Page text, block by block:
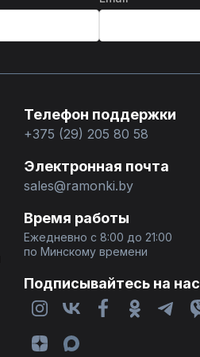
Телефон поддержки
+375 (29) 205 80 58
Электронная почта
sales@ramonki.by
Время работы
Ежедневно с 8:00 до 21:00
по Минскому времени
Подписывайтесь на нас